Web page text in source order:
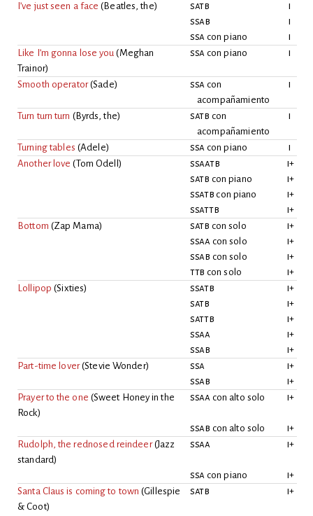
I’ve just seen a face ( Beatles, the) satb
i
ssab
i
ssa con piano
i
Like I’m gonna lose you (Meghan
Trainor)
ssa con piano i
Smooth operator(Sade) ssa con
acompañamiento
i
Turn turn turn (Byrds, the) satb con
acompañamiento
i
Turning tables (Adele) ssa con piano
i
Another love (Tom Odell ) ssaatb i+
satb con piano i+
ssatb con piano i+
ssattb i+
Bottom (Zap Mama) satb con solo i+
ssaa con solo i+
ssab con solo i+
ttb con solo i+
Lollipop (Sixties) ssatb i+
satb i+
sattb i+
ssaa i+
ssab i+
Part-time lover(Stevie Wonder) ssa i+
ssab i+
Prayer to the one (Sweet Honey in the
Rock)
ssaa con alto solo i+
ssab con alto solo i+
Rudolph, the rednosed reindeer(Jazz
standard)
ssaa i+
ssa con piano i+
Santa Claus is coming to town (Gillespie
& Coot)
satb i+